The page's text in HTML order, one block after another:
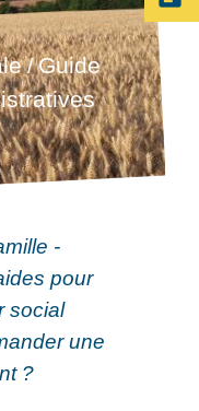
/Guide
-
pour
social
une
?